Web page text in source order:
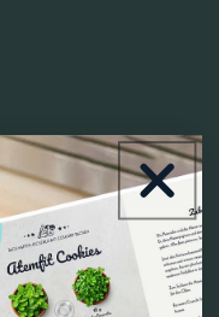
Frei von